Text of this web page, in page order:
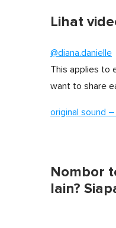
Lihat
@diana.danielle
This applies to
want to share
original sound
Nombor
lain?